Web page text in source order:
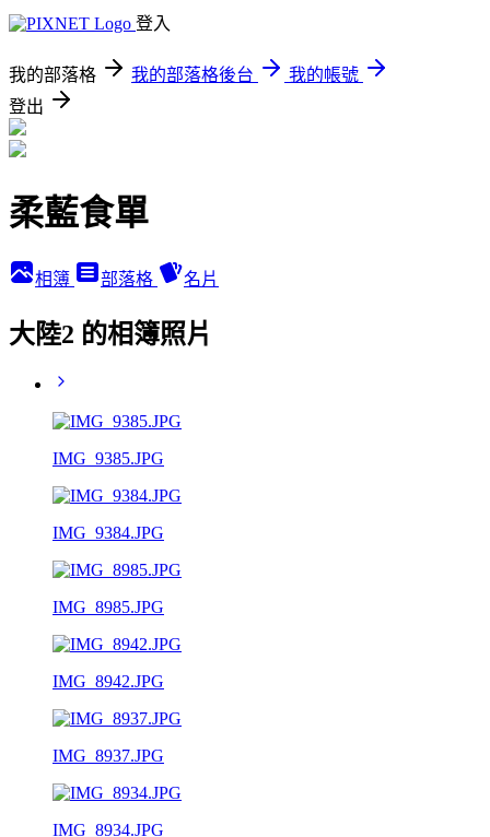
登入
我的部落格 我的部落格後台
我的帳號
登出
柔藍食單
相簿 部落格 名片
大陸2 的相簿照片
IMG_9385.JPG
IMG_9384.JPG
IMG_8985.JPG
IMG_8942.JPG
IMG_8937.JPG
IMG_8934.JPG